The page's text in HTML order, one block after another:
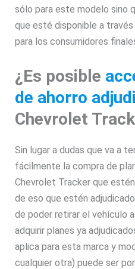
sólo para este modelo sino
que esté disponible a
para los consumidores
¿Es posible
de ahorro
Chevrolet
Sin lugar a dudas que va a
fácilmente la compra de
Chevrolet Tracker que
de eso que estén
de poder retirar el vehículo
adquirir planes ya
aplica para esta marca y
cualquier otra) puede ser